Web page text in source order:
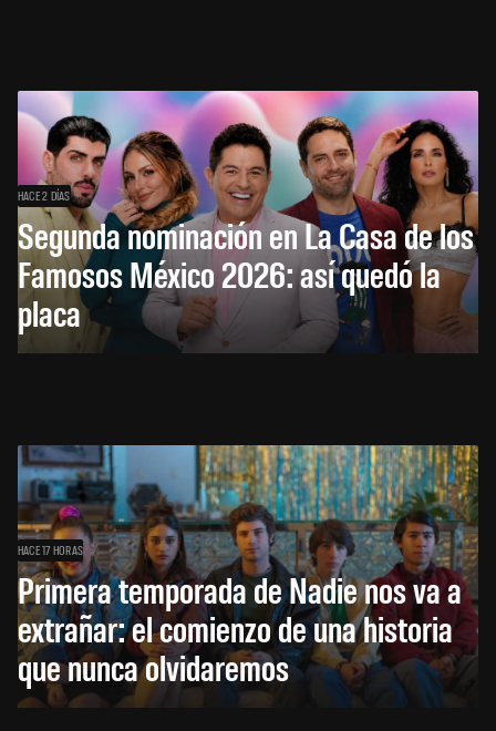
HACE 2 DÍAS
Segunda nominación en La Casa de los
Famosos México 2026: así quedó la
placa
HACE 17 HORAS
Primera temporada de Nadie nos va a
extrañar: el comienzo de una historia
que nunca olvidaremos